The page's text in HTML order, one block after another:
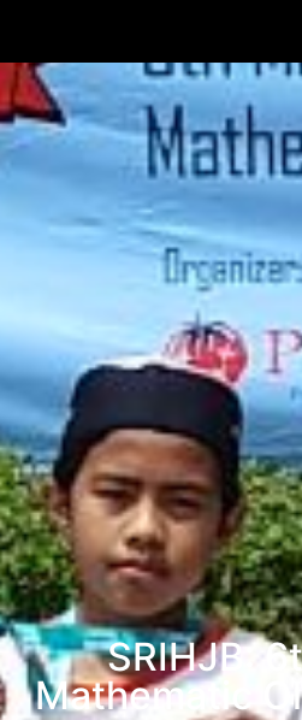
SRIHJB:
Mathematic